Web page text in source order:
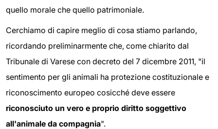
quello morale che quello patrimoniale.
Cerchiamo di capire meglio di cosa stiamo parlando,
ricordando preliminarmente che, come chiarito dal
Tribunale di Varese con decreto del 7 dicembre 2011, "il
sentimento per gli animali ha protezione costituzionale e
riconoscimento europeo cosicché deve essere
riconosciuto un vero e proprio diritto soggettivo
all'animale da compagnia".